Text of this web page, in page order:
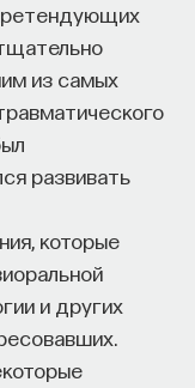
из самых
развивать
которые
и других